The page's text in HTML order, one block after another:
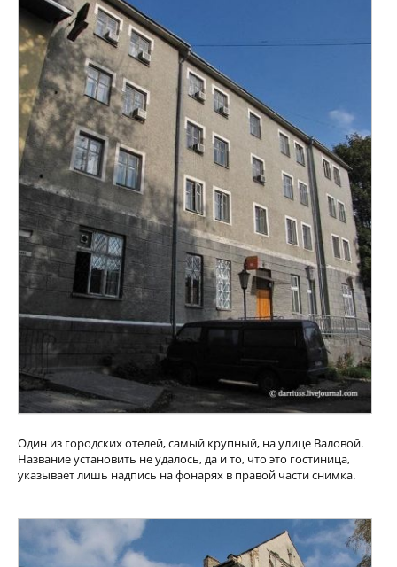
Один из городских отелей, самый крупный, на улице Валовой.
Название установить не удалось, да и то, что это гостиница,
указывает лишь надпись на фонарях в правой части снимка.